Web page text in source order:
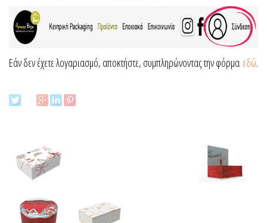
Εάν δεν έχετε λογαριασμό, αποκτήστε, συμπληρώνοντας την φόρμα εδώ.